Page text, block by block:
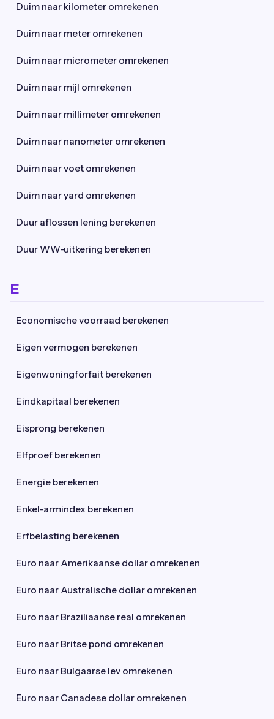
Duim naar kilometer omrekenen
Duim naar meter omrekenen
Duim naar micrometer omrekenen
Duim naar mijl omrekenen
Duim naar millimeter omrekenen
Duim naar nanometer omrekenen
Duim naar voet omrekenen
Duim naar yard omrekenen
Duur aflossen lening berekenen
Duur WW-uitkering berekenen
E
Economische voorraad berekenen
Eigen vermogen berekenen
Eigenwoningforfait berekenen
Eindkapitaal berekenen
Eisprong berekenen
Elfproef berekenen
Energie berekenen
Enkel-armindex berekenen
Erfbelasting berekenen
Euro naar Amerikaanse dollar omrekenen
Euro naar Australische dollar omrekenen
Euro naar Braziliaanse real omrekenen
Euro naar Britse pond omrekenen
Euro naar Bulgaarse lev omrekenen
Euro naar Canadese dollar omrekenen